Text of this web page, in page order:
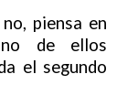
piensa en
de ellos
el segundo